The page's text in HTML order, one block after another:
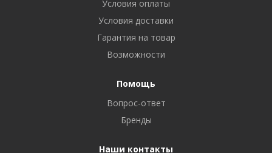
Условия оплаты
Условия доставки
Гарантия на товар
Возможности
Помощь
Вопрос-ответ
Бренды
Наши контакты